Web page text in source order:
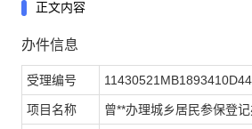
正文内容
办件信息
受理编号
项目名称 曾**办理城乡居民参保登